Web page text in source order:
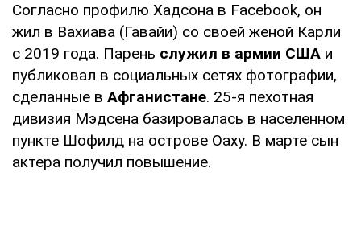
Согласно профилю Хадсона в Facebook, он
жил в Вахиава (Гавайи) со своей женой Карли
с 2019 года. Парень служил в армии США и
публиковал в социальных сетях фотографии,
сделанные в Афганистане. 25-я пехотная
дивизия Мэдсена базировалась в населенном
пункте Шофилд на острове Оаху. В марте сын
актера получил повышение.